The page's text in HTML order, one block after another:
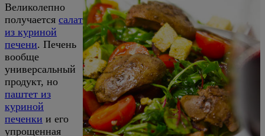
Великолепно
получается салат
из куриной
печени. Печень
вообще
универсальный
продукт, но
паштет из
куриной
печенки и его
упрощенная